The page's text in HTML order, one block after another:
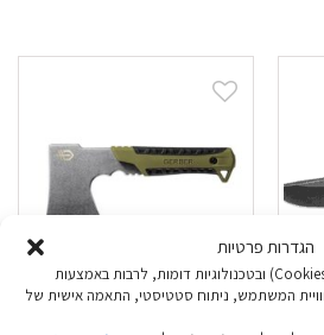
הגדרות פרטיות
באתר זה נעשה שימוש בעוגיות (Cookies) ובטכנולוגיות דומות, לרבות באמצעות
המשתמש, ניתוח סטטיסטי, התאמה אישית של